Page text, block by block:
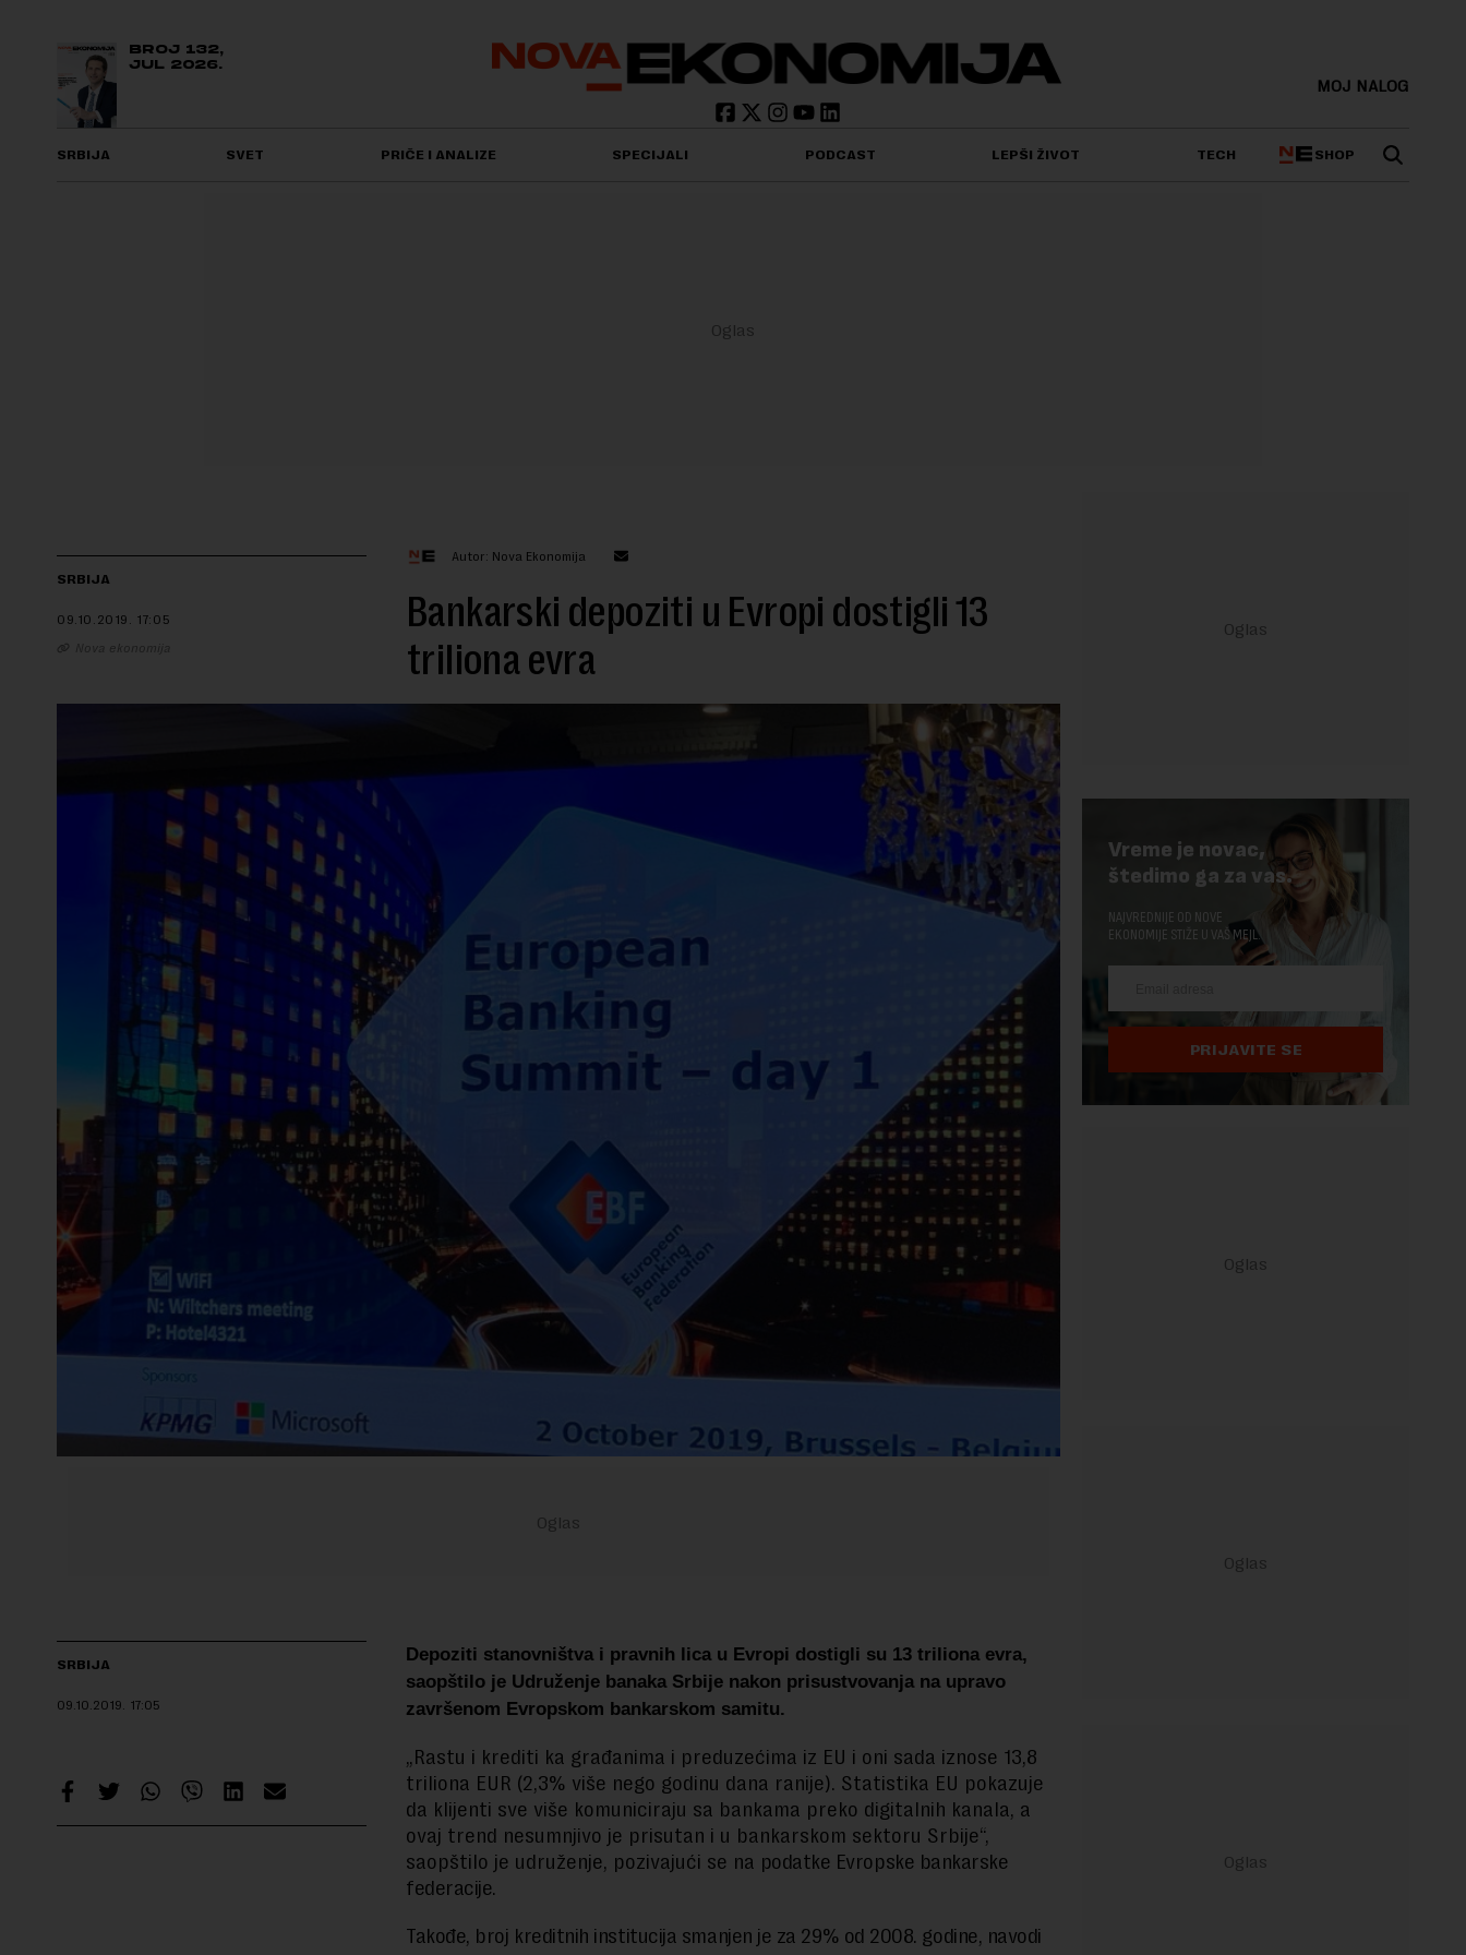
BROJ 132,
JUL 2026.
MOJ NALOG
SRBIJA SVET PRIČE I ANALIZE SPECIJALI PODCAST LEPŠI ŽIVOT TECH SHOP
SRBIJA
09.10.2019. 17:05
Nova ekonomija
Autor: Nova Ekonomija
Bankarski depoziti u Evropi dostigli 13
triliona evra
SRBIJA
09.10.2019. 17:05
Depoziti stanovništva i pravnih lica u Evropi dostigli su 13 triliona evra,
saopštilo je Udruženje banaka Srbije nakon prisustvovanja na upravo
završenom Evropskom bankarskom samitu.
„Rastu i krediti ka građanima i preduzećima iz EU i oni sada iznose 13,8
triliona EUR (2,3% više nego godinu dana ranije). Statistika EU pokazuje
da klijenti sve više komuniciraju sa bankama preko digitalnih kanala, a
ovaj trend nesumnjivo je prisutan i u bankarskom sektoru Srbije“,
saopštilo je udruženje, pozivajući se na podatke Evropske bankarske
federacije.
Takođe, broj kreditnih institucija smanjen je za 29% od 2008. godine, navodi
Vreme je novac,
štedimo ga za vas.
NAJVREDNIJE OD NOVE
EKONOMIJE STIŽE U VAŠ MEJL.
PRIJAVITE SE